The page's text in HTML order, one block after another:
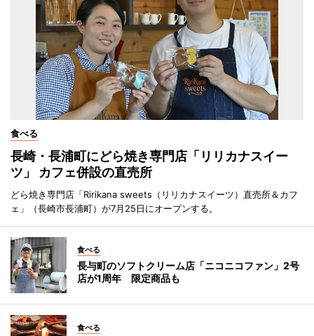
食べる
長崎・長浦町にどら焼き専門店「リリカナスイー
ツ」 カフェ併設の直売所
どら焼き専門店「Ririkana sweets（リリカナスイーツ）直売所＆カフ
ェ」（長崎市長浦町）が7月25日にオープンする。
食べる
長与町のソフトクリーム店「ニコニコファン」2号
店が1周年 限定商品も
食べる